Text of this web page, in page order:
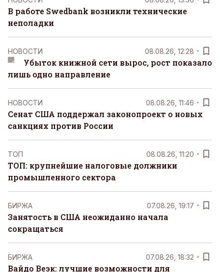
В работе Swedbank возникли технические
неполадки
НОВОСТИ 08.08.26, 12:28
Убыток книжной сети вырос, рост показало
лишь одно направление
НОВОСТИ 08.08.26, 11:46
Сенат США поддержал законопроект о новых
санкциях против России
ТОП 08.08.26, 11:20
ТОП: крупнейшие налоговые должники
промышленного сектора
БИРЖА 07.08.26, 19:17
Занятость в США неожиданно начала
сокращаться
БИРЖА 07.08.26, 18:32
Вайдо Веэк: лучшие возможности для